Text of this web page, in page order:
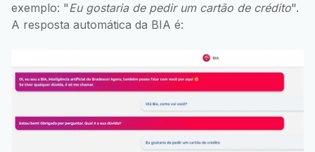
exemplo: "Eu gostaria de pedir um cartão de crédito".
A resposta automática da BIA é: